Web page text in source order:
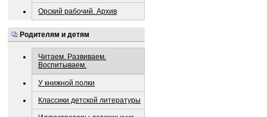
Орский рабочий. Архив
Родителям и детям
Читаем. Развиваем.
Воспитываем.
У книжной полки
Классики детской литературы